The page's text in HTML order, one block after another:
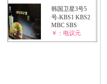
韩国卫星3号5
号-KBS1 KBS2
MBC SBS
￥：电议元